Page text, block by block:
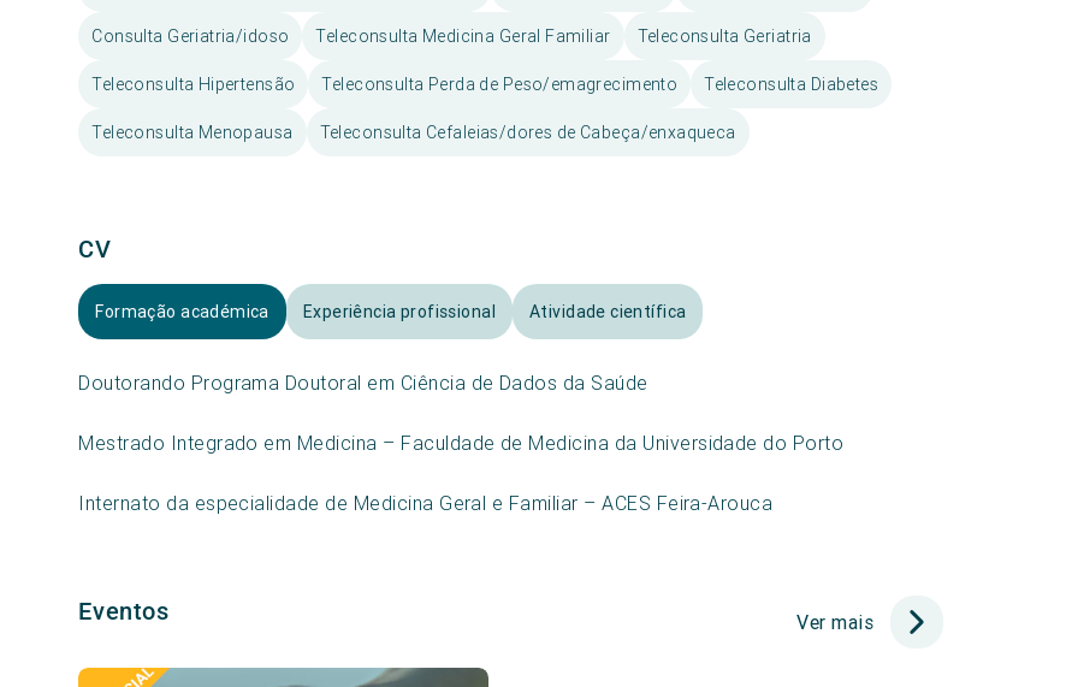
Consulta Geriatria/idoso Teleconsulta Medicina Geral Familiar Teleconsulta Geriatria
Teleconsulta Hipertensão Teleconsulta Perda de Peso/emagrecimento Teleconsulta Diabetes
Teleconsulta Menopausa Teleconsulta Cefaleias/dores de Cabeça/enxaqueca
CV
Formação académica Experiência profissional Atividade científica
Doutorando Programa Doutoral em Ciência de Dados da Saúde
Mestrado Integrado em Medicina – Faculdade de Medicina da Universidade do Porto
Internato da especialidade de Medicina Geral e Familiar – ACES Feira-Arouca
Eventos Ver mais